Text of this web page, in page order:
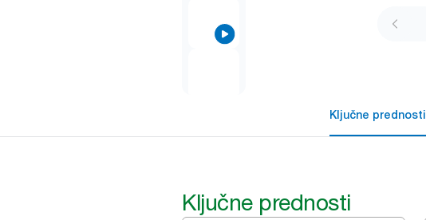
Ključne prednosti
Ključne prednosti